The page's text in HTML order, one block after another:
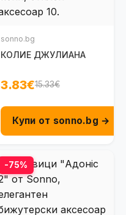
sonno.bg
КОЛИЕ ДЖУЛИАНА
3.83€15.33€
Купи от sonno.bg →
-75%